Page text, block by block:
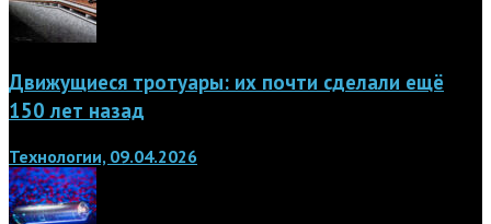
Движущиеся тротуары: их почти сделали ещё
150 лет назад
Технологии, 09.04.2026